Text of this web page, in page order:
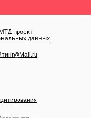
проект
данных